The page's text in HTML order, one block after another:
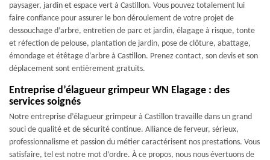
paysager, jardin et espace vert à Castillon. Vous pouvez totalement lui
faire confiance pour assurer le bon déroulement de votre projet de
dessouchage d’arbre, entretien de parc et jardin, élagage à risque, tonte
et réfection de pelouse, plantation de jardin, pose de clôture, abattage,
émondage et étêtage d’arbre à Castillon. Prenez contact, son devis et son
déplacement sont entièrement gratuits.
Entreprise d’élagueur grimpeur WN Elagage : des
services soignés
Notre entreprise d’élagueur grimpeur à Castillon travaille dans un grand
souci de qualité et de sécurité continue. Alliance de ferveur, sérieux,
professionnalisme et passion du métier caractérisent nos prestations. Vous
satisfaire, tel est notre mot d’ordre. À ce propos, nous nous évertuons de